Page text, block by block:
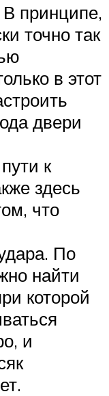
принципе,
точно так
в этот
двери
к
здесь
что
По
найти
которой
и